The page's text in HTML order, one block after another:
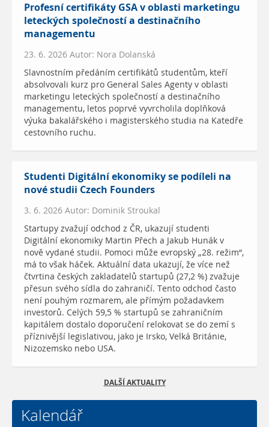
Profesní certifikáty GSA v oblasti marketingu
leteckých společností a destinačního
managementu
23. 6. 2026 Autor: Nora Dolanská
Slavnostním předáním certifikátů studentům, kteří
absolvovali kurz pro General Sales Agenty v oblasti
marketingu leteckých společností a destinačního
managementu, letos poprvé vyvrcholila doplňková
výuka bakalářského i magisterského studia na Katedře
cestovního ruchu.
Studenti Digitální ekonomiky se podíleli na
nové studii Czech Founders
3. 6. 2026 Autor: Dominik Stroukal
Startupy zvažují odchod z ČR, ukazují studenti
Digitální ekonomiky Martin Přech a Jakub Hunák v
nově vydané studii. Pomoci může evropský „28. režim“,
má to však háček. Aktuální data ukazují, že více než
čtvrtina českých zakladatelů startupů (27,2 %) zvažuje
přesun svého sídla do zahraničí. Tento odchod často
není pouhým rozmarem, ale přímým požadavkem
investorů. Celých 59,5 % startupů se zahraničním
kapitálem dostalo doporučení relokovat se do zemí s
příznivější legislativou, jako je Irsko, Velká Británie,
Nizozemsko nebo USA.
DALŠÍ AKTUALITY
Kalendář